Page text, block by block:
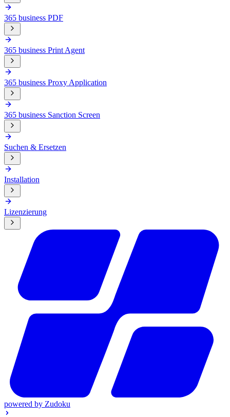
365 business PDF
365 business Print Agent
365 business Proxy Application
365 business Sanction Screen
Suchen & Ersetzen
Installation
Lizenzierung
powered by Zudoku